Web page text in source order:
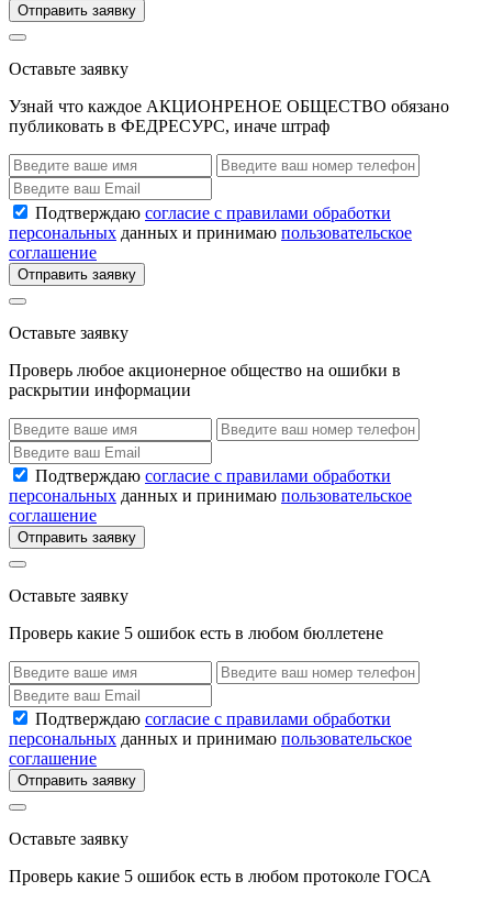
Отправить заявку
Оставьте заявку
Узнай что каждое АКЦИОНРЕНОЕ ОБЩЕСТВО обязано
публиковать в ФЕДРЕСУРС, иначе штраф
Подтверждаю согласие с правилами обработки
персональных данных и принимаю пользовательское
соглашение
Отправить заявку
Оставьте заявку
Проверь любое акционерное общество на ошибки в
раскрытии информации
Подтверждаю согласие с правилами обработки
персональных данных и принимаю пользовательское
соглашение
Отправить заявку
Оставьте заявку
Проверь какие 5 ошибок есть в любом бюллетене
Подтверждаю согласие с правилами обработки
персональных данных и принимаю пользовательское
соглашение
Отправить заявку
Оставьте заявку
Проверь какие 5 ошибок есть в любом протоколе ГОСА